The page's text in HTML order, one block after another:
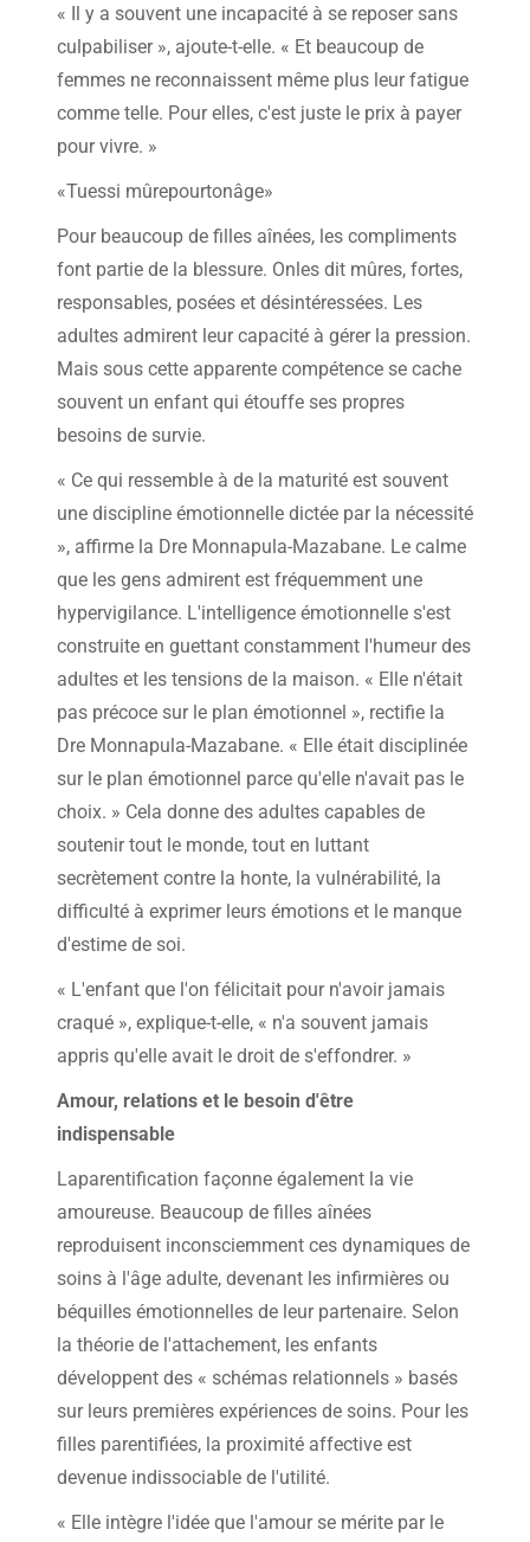
« Il y a souvent une incapacité à se reposer sans
culpabiliser », ajoute-t-elle. « Et beaucoup de
femmes ne reconnaissent même plus leur fatigue
comme telle. Pour elles, c'est juste le prix à payer
pour vivre. »
«Tuessi mûrepourtonâge»
Pour beaucoup de filles aînées, les compliments
font partie de la blessure. Onles dit mûres, fortes,
responsables, posées et désintéressées. Les
adultes admirent leur capacité à gérer la pression.
Mais sous cette apparente compétence se cache
souvent un enfant qui étouffe ses propres
besoins de survie.
« Ce qui ressemble à de la maturité est souvent
une discipline émotionnelle dictée par la nécessité
», affirme la Dre Monnapula-Mazabane. Le calme
que les gens admirent est fréquemment une
hypervigilance. L'intelligence émotionnelle s'est
construite en guettant constamment l'humeur des
adultes et les tensions de la maison. « Elle n'était
pas précoce sur le plan émotionnel », rectifie la
Dre Monnapula-Mazabane. « Elle était disciplinée
sur le plan émotionnel parce qu'elle n'avait pas le
choix. » Cela donne des adultes capables de
soutenir tout le monde, tout en luttant
secrètement contre la honte, la vulnérabilité, la
difficulté à exprimer leurs émotions et le manque
d'estime de soi.
« L'enfant que l'on félicitait pour n'avoir jamais
craqué », explique-t-elle, « n'a souvent jamais
appris qu'elle avait le droit de s'effondrer. »
Amour, relations et le besoin d'être
indispensable
Laparentification façonne également la vie
amoureuse. Beaucoup de filles aînées
reproduisent inconsciemment ces dynamiques de
soins à l'âge adulte, devenant les infirmières ou
béquilles émotionnelles de leur partenaire. Selon
la théorie de l'attachement, les enfants
développent des « schémas relationnels » basés
sur leurs premières expériences de soins. Pour les
filles parentifiées, la proximité affective est
devenue indissociable de l'utilité.
« Elle intègre l'idée que l'amour se mérite par le